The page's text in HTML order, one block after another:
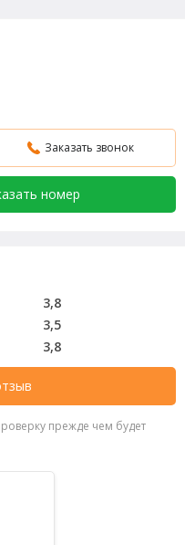
Заказать звонок
номер
3,8
3,5
3,8
прежде чем будет